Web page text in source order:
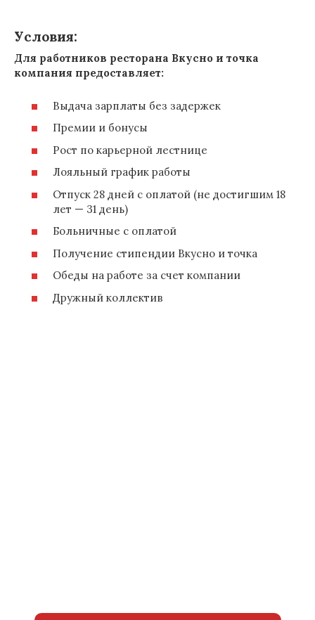
Условия:
Для работников ресторана Вкусно и точка
компания предоставляет:
Выдача зарплаты без задержек
Премии и бонусы
Рост по карьерной лестнице
Лояльный график работы
Отпуск 28 дней с оплатой (не достигшим 18
лет — 31 день)
Больничные с оплатой
Получение стипендии Вкусно и точка
Обеды на работе за счет компании
Дружный коллектив